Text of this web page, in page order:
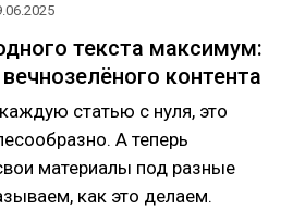
текста максимум:
контента
статью с нуля, это
А теперь
материалы под разные
как это делаем.